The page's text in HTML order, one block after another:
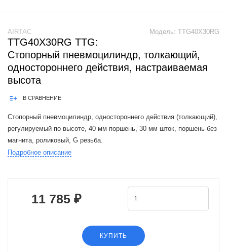
Модель: TTG40X30RG
AIRTAC
TTG40X30RG TTG:
Стопорный пневмоцилиндр, толкающий,
одностороннего действия, настраиваемая
высота
В СРАВНЕНИЕ
Стопорный пневмоцилиндр, одностороннего действия (толкающий),
регулируемый по высоте, 40 мм поршень, 30 мм шток, поршень без
магнита, роликовый, G резьба.
Подробное описание
11 785 ₽
КУПИТЬ